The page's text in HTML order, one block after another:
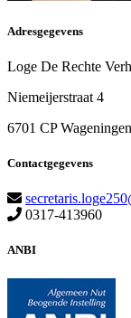
Adresgegevens
Loge De Rechte
Niemeijerstraat 4
6701 CP Wageningen
Contactgegevens
0317-413960
ANBI